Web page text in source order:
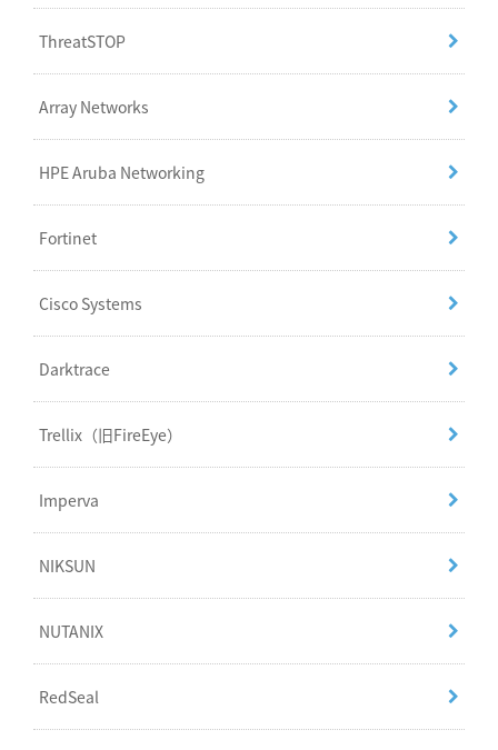
ThreatSTOP
Array Networks
HPE Aruba Networking
Fortinet
Cisco Systems
Darktrace
Trellix（旧FireEye）
Imperva
NIKSUN
NUTANIX
RedSeal